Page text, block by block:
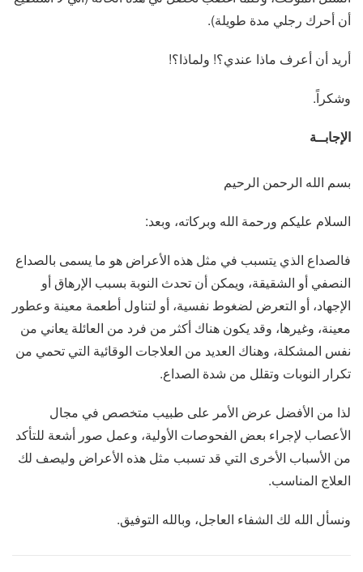
أن أحرك رجلي مدة طويلة).
أريد أن أعرف ماذا عندي؟! ولماذا؟!
وشكراً.
الإجابــة
بسم الله الرحمن الرحيم
السلام عليكم ورحمة الله وبركاته، وبعد:
فالصداع الذي يتسبب في مثل هذه الأعراض هو ما يسمى بالصداع
النصفي أو الشقيقة، ويمكن أن تحدث النوبة بسبب الإرهاق أو
الإجهاد، أو التعرض لضغوط نفسية، أو لتناول أطعمة معينة وعطور
معينة، وغيرها، وقد يكون هناك أكثر من فرد من العائلة يعاني من
نفس المشكلة، وهناك العديد من العلاجات الوقائية التي تحمي من
تكرار النوبات وتقلل من شدة الصداع.
لذا من الأفضل عرض الأمر على طبيب متخصص في مجال
الأعصاب لإجراء بعض الفحوصات الأولية، وعمل صور أشعة للتأكد
من الأسباب الأخرى التي قد تسبب مثل هذه الأعراض وليصف لك
العلاج المناسب.
ونسأل الله لك الشفاء العاجل، وبالله التوفيق.